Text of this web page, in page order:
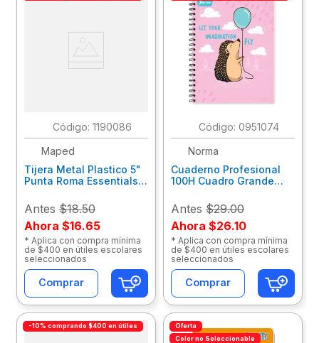
: 1190086
Maped
Tijera Metal Plastico 5"
Punta Roma Essentials
Antes $18.50
Ahora $16.65
* Aplica con compra mínima
de $400 en útiles escolares
seleccionados
Comprar
: 0951074
Norma
Cuaderno Profesional
100H Cuadro Grande
Antes $29.00
Ahora $26.10
* Aplica con compra mínima
de $400 en útiles escolares
seleccionados
Comprar
-10% comprando $400 en útiles
Oferta
Color no Seleccionable